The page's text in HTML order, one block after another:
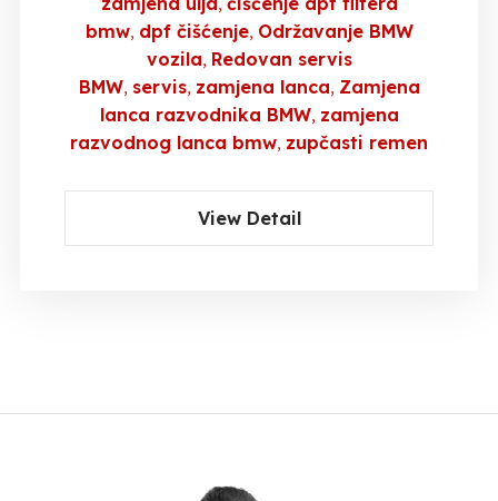
bmw dpf čišćenje Održavanje BMW
vozila Redovan servis
BMW servis zamjena lanca Zamjena
lanca razvodnika BMW zamjena
razvodnog lanca bmw zupčasti remen
View Detail